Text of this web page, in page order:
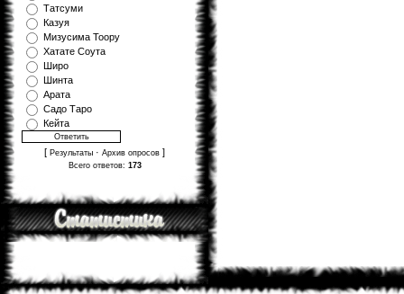
Татсуми
Казуя
Мизуcима Тоору
Хатате Соута
Широ
Шинта
Арата
Садо Таро
Кейта
[ Результаты · Архив опросов ]
Всего ответов: 173